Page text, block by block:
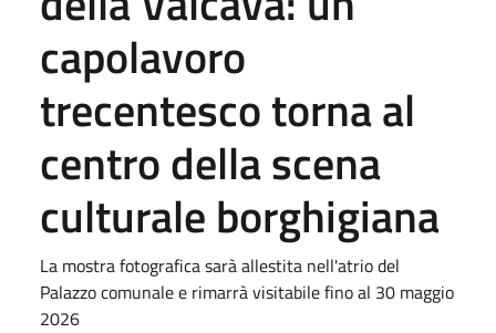
capolavoro
trecentesco torna al
centro della scena
culturale borghigiana
La mostra fotografica sarà allestita nell'atrio del
Palazzo comunale e rimarrà visitabile fino al 30 maggio
2026